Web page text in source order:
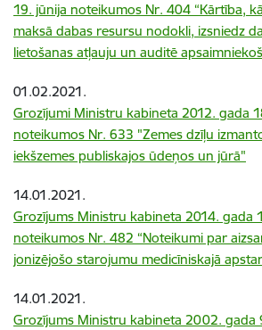
19. jūnija noteikumos Nr. 404 “Kārtība,
maksā dabas resursu nodokli, izsniedz
lietošanas atļauju un auditē
01.02.2021.
Grozījumi Ministru kabineta 2012. gada
noteikumos Nr. 633 "Zemes dzīļu
iekšzemes publiskajos ūdeņos un jūrā"
14.01.2021.
Grozījums Ministru kabineta 2014. gada
noteikumos Nr. 482 “Noteikumi par
jonizējošo starojumu medicīniskajā
14.01.2021.
Grozījums Ministru kabineta 2002. gada